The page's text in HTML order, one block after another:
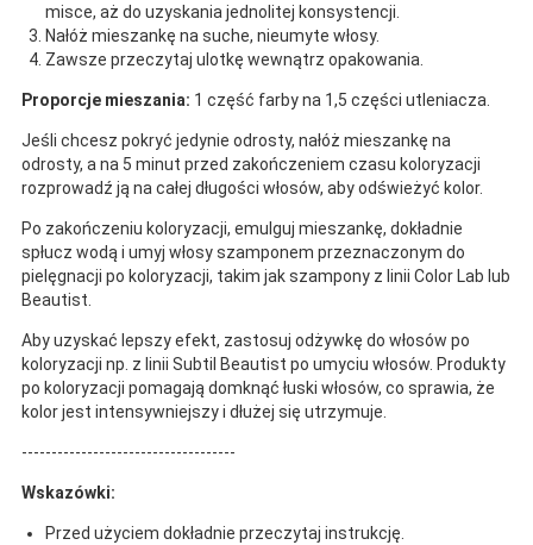
misce, aż do uzyskania jednolitej konsystencji.
Nałóż mieszankę na suche, nieumyte włosy.
Zawsze przeczytaj ulotkę wewnątrz opakowania.
Proporcje mieszania: 1 część farby na 1,5 części utleniacza.
Jeśli chcesz pokryć jedynie odrosty, nałóż mieszankę na
odrosty, a na 5 minut przed zakończeniem czasu koloryzacji
rozprowadź ją na całej długości włosów, aby odświeżyć kolor.
Po zakończeniu koloryzacji, emulguj mieszankę, dokładnie
spłucz wodą i umyj włosy szamponem przeznaczonym do
pielęgnacji po koloryzacji, takim jak szampony z linii Color Lab lub
Beautist.
Aby uzyskać lepszy efekt, zastosuj odżywkę do włosów po
koloryzacji np. z linii Subtil Beautist po umyciu włosów. Produkty
po koloryzacji pomagają domknąć łuski włosów, co sprawia, że
kolor jest intensywniejszy i dłużej się utrzymuje.
------------------------------------
Wskazówki:
Przed użyciem dokładnie przeczytaj instrukcję.